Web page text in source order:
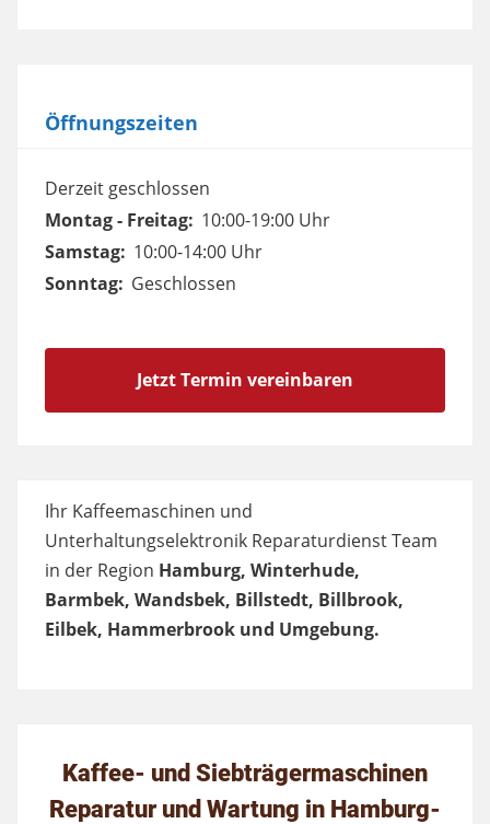
Öffnungszeiten
Derzeit geschlossen
Montag - Freitag: 10:00-19:00 Uhr
Samstag: 10:00-14:00 Uhr
Sonntag: Geschlossen
Jetzt Termin vereinbaren
Ihr Kaffeemaschinen und
Unterhaltungselektronik Reparaturdienst Team
in der Region Hamburg, Winterhude,
Barmbek, Wandsbek, Billstedt, Billbrook,
Eilbek, Hammerbrook und Umgebung.
Kaffee- und Siebträgermaschinen
Reparatur und Wartung in Hamburg-